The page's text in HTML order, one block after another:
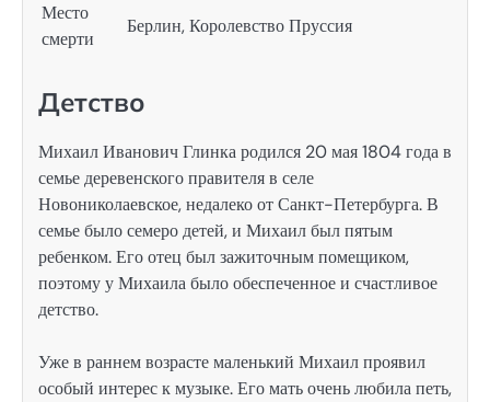
Место
смерти
Берлин, Королевство Пруссия
Детство
Михаил Иванович Глинка родился 20 мая 1804 года в
семье деревенского правителя в селе
Новониколаевское, недалеко от Санкт-Петербурга. В
семье было семеро детей, и Михаил был пятым
ребенком. Его отец был зажиточным помещиком,
поэтому у Михаила было обеспеченное и счастливое
детство.
Уже в раннем возрасте маленький Михаил проявил
особый интерес к музыке. Его мать очень любила петь,